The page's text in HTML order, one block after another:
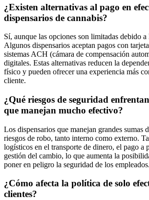
¿Existen alternativas al pago en
dispensarios de cannabis?
Sí, aunque las opciones son limitadas debido a
Algunos dispensarios aceptan pagos con
sistemas ACH (cámara de compensación
digitales. Estas alternativas reducen la
físico y pueden ofrecer una experiencia más
cliente.
¿Qué riesgos de seguridad
que manejan mucho efectivo?
Los dispensarios que manejan grandes sumas
riesgos de robo, tanto interno como externo.
logísticos en el transporte de dinero, el pago a
gestión del cambio, lo que aumenta la
poner en peligro la seguridad de los empleados.
¿Cómo afecta la política de solo
clientes?